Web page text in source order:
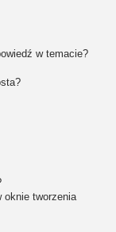
w temacie?
oknie tworzenia